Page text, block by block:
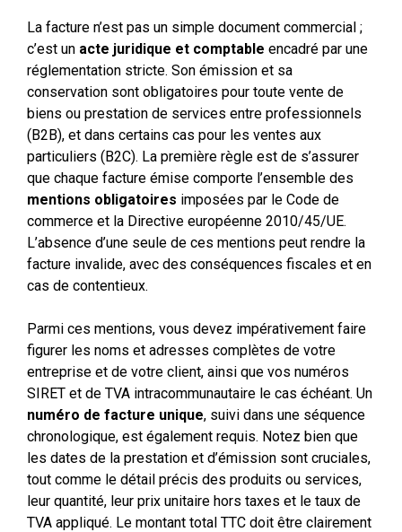
La facture n’est pas un simple document commercial ;
c’est un acte juridique et comptable encadré par une
réglementation stricte. Son émission et sa
conservation sont obligatoires pour toute vente de
biens ou prestation de services entre professionnels
(B2B), et dans certains cas pour les ventes aux
particuliers (B2C). La première règle est de s’assurer
que chaque facture émise comporte l’ensemble des
mentions obligatoires imposées par le Code de
commerce et la Directive européenne 2010/45/UE.
L’absence d’une seule de ces mentions peut rendre la
facture invalide, avec des conséquences fiscales et en
cas de contentieux.
Parmi ces mentions, vous devez impérativement faire
figurer les noms et adresses complètes de votre
entreprise et de votre client, ainsi que vos numéros
SIRET et de TVA intracommunautaire le cas échéant. Un
numéro de facture unique, suivi dans une séquence
chronologique, est également requis. Notez bien que
les dates de la prestation et d’émission sont cruciales,
tout comme le détail précis des produits ou services,
leur quantité, leur prix unitaire hors taxes et le taux de
TVA appliqué. Le montant total TTC doit être clairement